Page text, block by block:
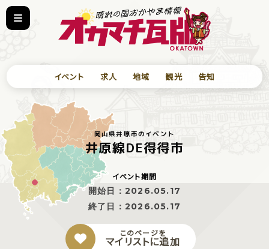
イベント 求人 地域 観光 告知
岡山県井原市のイベント
井原線DE得得市
イベント期間
開始日： 2026.05.17
終了日： 2026.05.17
このページを
マイリストに追加